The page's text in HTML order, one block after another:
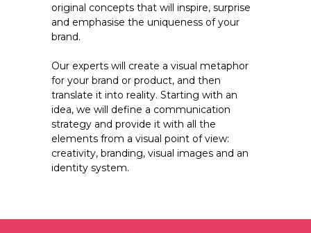
original concepts that will inspire, surprise
and emphasise the uniqueness of your
brand.
Our experts will create a visual metaphor
for your brand or product, and then
translate it into reality. Starting with an
idea, we will define a communication
strategy and provide it with all the
elements from a visual point of view:
creativity, branding, visual images and an
identity system.